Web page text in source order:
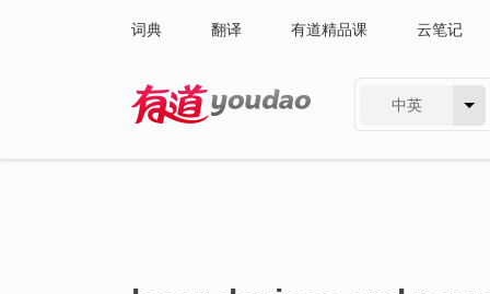
词典 翻译 有道精品课 云笔记
中英